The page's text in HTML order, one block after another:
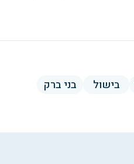
בישול
בני ברק